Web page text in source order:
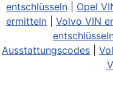
entschlüsseln
Opel
ermitteln
Volvo VIN
Ausstattungscodes